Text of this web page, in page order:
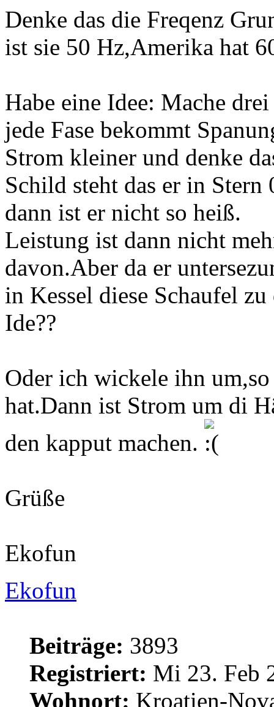
Denke das die Freqenz
ist sie 50 Hz,Amerika hat
Habe eine Idee: Mache
jede Fase bekommt
Strom kleiner und denke
Schild steht das er in
dann ist er nicht so heiß.
Leistung ist dann nicht
davon.Aber da er
in Kessel diese Schaufel
Ide??
Oder ich wickele ihn um,so
hat.Dann ist Strom um di
den kapput machen.
Grüße
Ekofun
Ekofun
Beiträge: 3893
Registriert: Mi 23. Feb
Wohnort: Kroatien-